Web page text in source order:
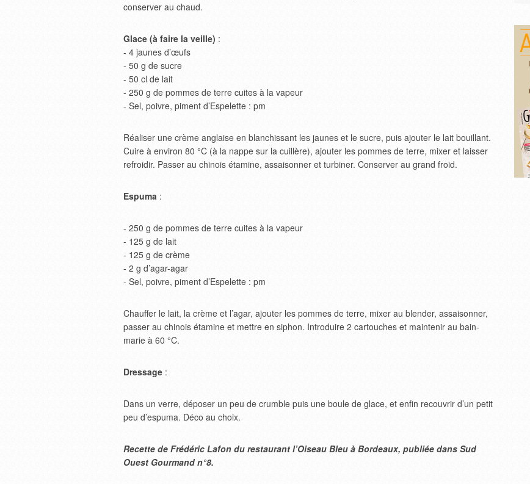
conserver au chaud.
Glace (à faire la veille) :
- 4 jaunes d’œufs
- 50 g de sucre
- 50 cl de lait
- 250 g de pommes de terre cuites à la vapeur
- Sel, poivre, piment d’Espelette : pm
Réaliser une crème anglaise en blanchissant les jaunes et le sucre, puis ajouter le lait bouillant.
Cuire à environ 80 °C (à la nappe sur la cuillère), ajouter les pommes de terre, mixer et laisser
refroidir. Passer au chinois étamine, assaisonner et turbiner. Conserver au grand froid.
Espuma :
- 250 g de pommes de terre cuites à la vapeur
- 125 g de lait
- 125 g de crème
- 2 g d’agar-agar
- Sel, poivre, piment d’Espelette : pm
Chauffer le lait, la crème et l’agar, ajouter les pommes de terre, mixer au blender, assaisonner,
passer au chinois étamine et mettre en siphon. Introduire 2 cartouches et maintenir au bain-
marie à 60 °C.
Dressage :
Dans un verre, déposer un peu de crumble puis une boule de glace, et enfin recouvrir d’un petit
peu d’espuma. Déco au choix.
Recette de Frédéric Lafon du restaurant l’Oiseau Bleu à Bordeaux, publiée dans Sud
Ouest Gourmand n°8.